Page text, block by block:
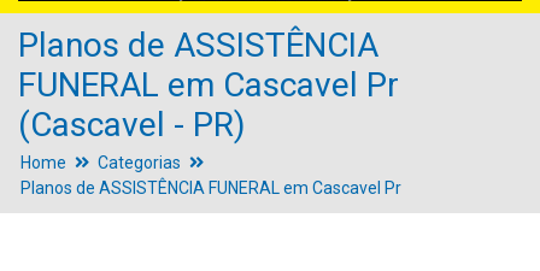
Planos de ASSISTÊNCIA
FUNERAL em Cascavel Pr
(Cascavel - PR)
Home
Categorias
Planos de ASSISTÊNCIA FUNERAL em Cascavel Pr